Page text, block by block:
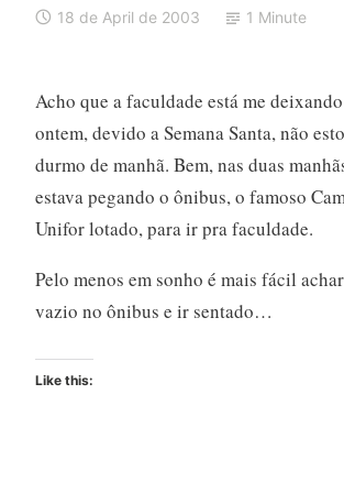
18 de April de 2003
1 Minute
Acho que a faculdade está me
ontem, devido a Semana Santa, não
durmo de manhã. Bem, nas duas
estava pegando o ônibus, o famoso
Unifor lotado, para ir pra faculdade.
Pelo menos em sonho é mais fácil
vazio no ônibus e ir sentado…
Like this: